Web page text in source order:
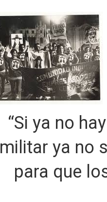
“Si ya no
militar ya no
para que